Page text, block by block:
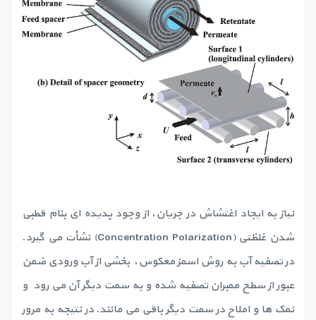
نیاز به ایجاد اغتشاش در جریان، از وجود پدیده ای بنام قطبی
شدن غلظتی (Concentration Polarization) نشأت می گیرد.
در تصفیه آب به روش اسمز معکوس، بخشی از آب ورودی ضمن
عبور از سطح ممبران تصفیه شده و به سمت دیگر آن می رود و
نمک ها و املاح در سمت دیگر باقی می مانند. در نتیجه به مرور